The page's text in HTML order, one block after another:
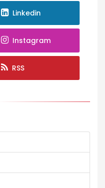
Linkedin
Instagram
RSS